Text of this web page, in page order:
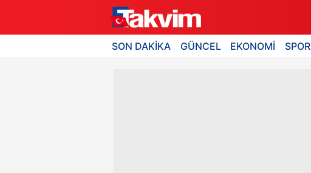
SON DAKİKA GÜNCEL EKONOMİ SPOR